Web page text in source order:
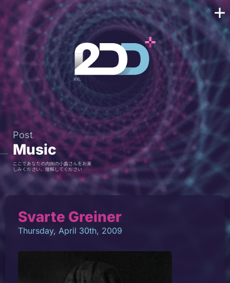
Post
Music
ここであなたの内側の小島さんをお楽
しみください、理解してください
Svarte Greiner
Thursday, April 30th, 2009